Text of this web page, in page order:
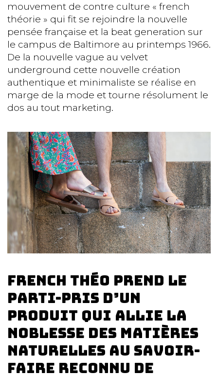
mouvement de contre culture « french
théorie » qui fit se rejoindre la nouvelle
pensée française et la beat generation sur
le campus de Baltimore au printemps 1966.
De la nouvelle vague au velvet
underground cette nouvelle création
authentique et minimaliste se réalise en
marge de la mode et tourne résolument le
dos au tout marketing.
French Théo prend le
parti-pris d’un
produit qui allie la
noblesse des matières
naturelles au savoir-
faire reconnu de